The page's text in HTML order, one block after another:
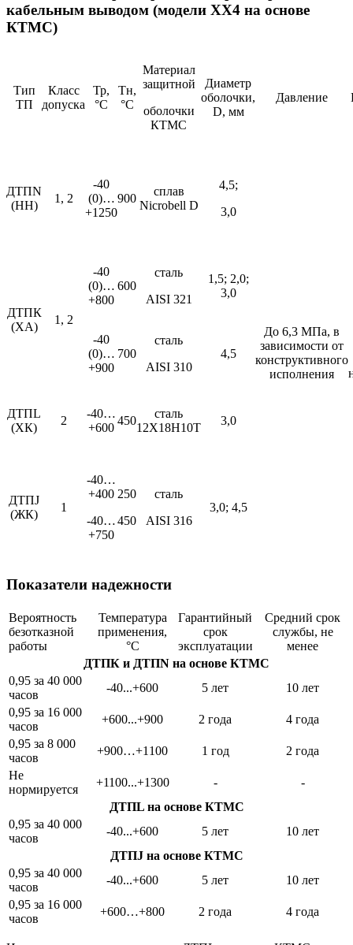
кабельным выводом (модели ХХ4 на основе
КТМС)
Тип
ТП
Класс
допуска
Тр,
°С
Тн,
°С
Материал
защитной
оболочки
КТМС
Диаметр
оболочки,
D, мм
Давление
ДТПN
(НН)
1, 2
-40
(0)…
+1250
900
сплав
Nicrobell D
4,5;
3,0
До 6,3 МПа, в
зависимости от
конструктивного
исполнения
ДТПК
(ХА)
1, 2
-40
(0)…
+800
600
сталь
AISI 321
1,5; 2,0;
3,0
-40
(0)…
+900
700
сталь
AISI 310
4,5
ДТПL
(ХК)
2
-40…
+600
450
сталь
12Х18Н10Т
3,0
ДТПJ
(ЖК)
1
-40…
+400
-40…
+750
250
450
сталь
AISI 316
3,0; 4,5
Показатели надежности
Вероятность
безотказной
работы
Температура
применения,
°С
Гарантийный
срок
эксплуатации
Средний срок
службы, не
менее
ДТПК и ДТПN на основе КТМС
0,95 за 40 000
часов
-40...+600 5 лет
10 лет
0,95 за 16 000
часов
+600...+900 2 года
4 года
0,95 за 8 000
часов
+900…+1100 1 год
2 года
Не
нормируется
+1100...+1300 -
-
ДТПL на основе КТМС
0,95 за 40 000
часов
-40...+600 5 лет
10 лет
ДТПJ на основе КТМС
0,95 за 40 000
часов
-40...+600 5 лет
10 лет
0,95 за 16 000
часов
+600…+800 2 года 4 года